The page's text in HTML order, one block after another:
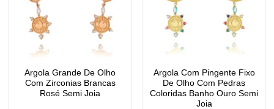
Argola Grande De Olho
Com Zirconias Brancas
Rosé Semi Joia
Argola Com Pingente Fixo
De Olho Com Pedras
Coloridas Banho Ouro Semi
Joia